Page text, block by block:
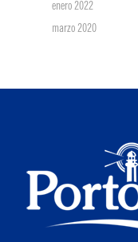
enero 2022
marzo 2020